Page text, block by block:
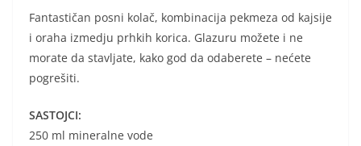
Fantastičan posni kolač, kombinacija pekmeza od kajsije
i oraha izmedju prhkih korica. Glazuru možete i ne
morate da stavljate, kako god da odaberete – nećete
pogrešiti.
SASTOJCI:
250 ml mineralne vode